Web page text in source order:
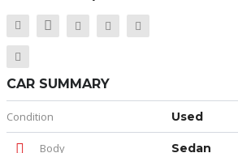
CAR SUMMARY
Condition Used
Body Sedan